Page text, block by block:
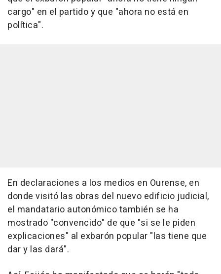
cargo" en el partido y que "ahora no está en
política".
En declaraciones a los medios en Ourense, en
donde visitó las obras del nuevo edificio judicial,
el mandatario autonómico también se ha
mostrado "convencido" de que "si se le piden
explicaciones" al exbarón popular "las tiene que
dar y las dará".